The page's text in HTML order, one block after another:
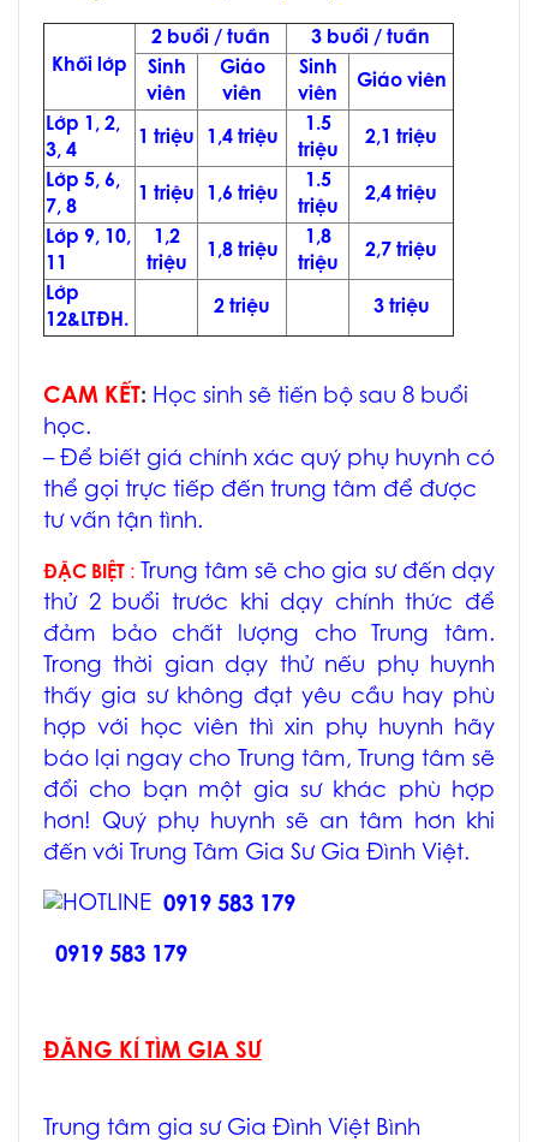
Khối lớp
2 buổi / tuần
3 buổi / tuần
Sinh
viên
Giáo
viên
Sinh
viên
Giáo viên
Lớp 1, 2,
3, 4
1 triệu 1,4 triệu
1.5
triệu
2,1 triệu
Lớp 5, 6,
7, 8
1 triệu 1,6 triệu
1.5
triệu
2,4 triệu
Lớp 9, 10,
1,2
triệu
1,8 triệu
1,8
triệu
2,7 triệu
Lớp
12&LTĐH.
2 triệu 3 triệu
CAM KẾT: Học sinh sẽ tiến bộ sau 8 buổi
học.
– Để biết giá chính xác quý phụ huynh có
thể gọi trực tiếp đến trung tâm để được
tư vấn tận tình.
ĐẶC BIỆT :
Trung tâm sẽ cho gia sư đến dạy
thử 2 buổi trước khi dạy chính thức để
đảm bảo chất lượng cho Trung tâm.
Trong thời gian dạy thử nếu phụ huynh
thấy gia sư không đạt yêu cầu hay phù
hợp với học viên thì xin phụ huynh hãy
báo lại ngay cho Trung tâm, Trung tâm sẽ
đổi cho bạn một gia sư khác phù hợp
hơn! Quý phụ huynh sẽ an tâm hơn khi
đến với Trung Tâm Gia Sư Gia Đình Việt.
0919 583 179
0919 583 179
ĐĂNG KÍ TÌM GIA SƯ
Trung tâm gia sư Gia Đình Việt Bình